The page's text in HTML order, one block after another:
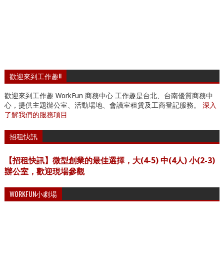
歡迎來到工作趣!!
歡迎來到工作趣 WorkFun 商務中心 工作趣是台北、台南優質商務中
心，提供主題辦公室、活動場地、會議室租賃及工商登記服務。 深入
了解我們的服務項目
招租快訊
【招租快訊】微型創業的最佳選擇，大(4-5) 中(4人) 小(2-3)
辦公室，歡迎現場參觀
WORKFUN小劇場